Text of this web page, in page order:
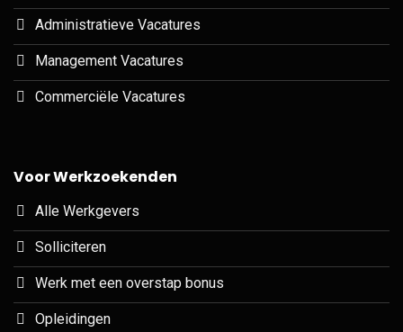
Administratieve Vacatures
Management Vacatures
Commerciële Vacatures
Voor Werkzoekenden
Alle Werkgevers
Solliciteren
Werk met een overstap bonus
Opleidingen